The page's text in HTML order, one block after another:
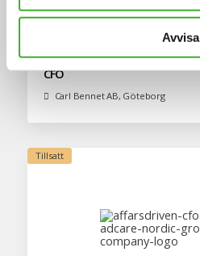
Avvisa
CFO
Carl Bennet AB, Göteborg